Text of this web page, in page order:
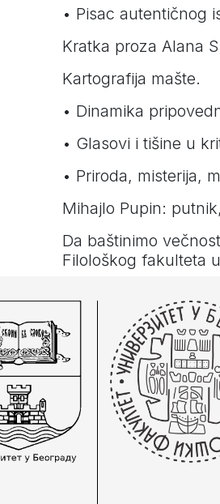
• Pisac autentičnog
Kratka proza Alana
Kartografija mašte.
• Dinamika
• Glasovi i tišine u
• Priroda, misterija,
Mihajlo Pupin:
Da baštinimo
Filološkog fakulteta